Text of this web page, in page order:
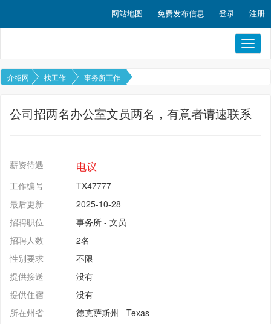
网站地图 免费发布信息 登录 注册
介绍网 找工作 事务所工作
公司招两名办公室文员两名，有意者请速联系
薪资待遇 电议
工作编号
TX47777
最后更新
2025-10-28
招聘职位
事务所 - 文员
招聘人数
2名
性别要求
不限
提供接送
没有
提供住宿
没有
所在州省
德克萨斯州 - Texas